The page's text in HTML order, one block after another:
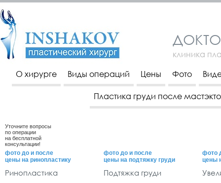
клиника
О хирурге
Виды операций Цены Фото
Пластика груди после
Уточните вопросы
по операции
на бесплатной
консультации!
фото до и после
цены на ринопластику
Ринопластика
фото до и после
цены на подтяжку груди
Подтяжка груди
фото
цены